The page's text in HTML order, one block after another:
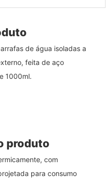
de água isoladas a
feita de aço
1000ml.
produto
com
para consumo